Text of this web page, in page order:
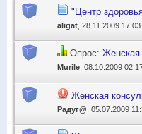
"Центр
aligat , 28.11.2009 17:03
Опрос: Женская
Murile , 08.10.2009
Женская
Радуг@ , 05.07.2009